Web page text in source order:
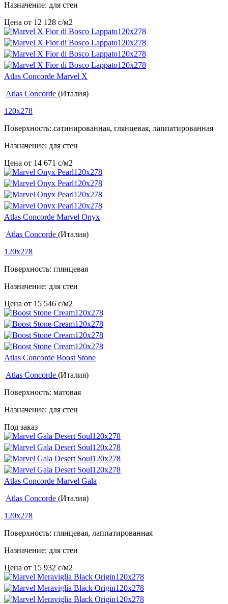
Назначение: для стен
Цена от 12 128 c/м2
Atlas Concorde Marvel X
Atlas Concorde (Италия)
120x278
Поверхность: сатинированная, глянцевая, лаппатированная
Назначение: для стен
Цена от 14 671 c/м2
Atlas Concorde Marvel Onyx
Atlas Concorde (Италия)
120x278
Поверхность: глянцевая
Назначение: для стен
Цена от 15 546 c/м2
Atlas Concorde Boost Stone
Atlas Concorde (Италия)
Поверхность: матовая
Назначение: для стен
Под заказ
Atlas Concorde Marvel Gala
Atlas Concorde (Италия)
120x278
Поверхность: глянцевая, лаппатированная
Назначение: для стен
Цена от 15 932 c/м2